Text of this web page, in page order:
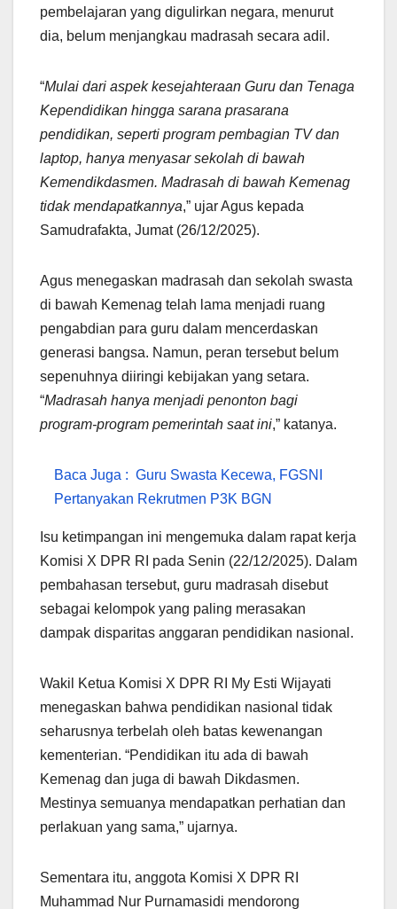
pembelajaran yang digulirkan negara, menurut
dia, belum menjangkau madrasah secara adil.
“Mulai dari aspek kesejahteraan Guru dan Tenaga
Kependidikan hingga sarana prasarana
pendidikan, seperti program pembagian TV dan
laptop, hanya menyasar sekolah di bawah
Kemendikdasmen. Madrasah di bawah Kemenag
tidak mendapatkannya,” ujar Agus kepada
Samudrafakta, Jumat (26/12/2025).
Agus menegaskan madrasah dan sekolah swasta
di bawah Kemenag telah lama menjadi ruang
pengabdian para guru dalam mencerdaskan
generasi bangsa. Namun, peran tersebut belum
sepenuhnya diiringi kebijakan yang setara.
“Madrasah hanya menjadi penonton bagi
program-program pemerintah saat ini,” katanya.
Baca Juga : Guru Swasta Kecewa, FGSNI
Pertanyakan Rekrutmen P3K BGN
Isu ketimpangan ini mengemuka dalam rapat kerja
Komisi X DPR RI pada Senin (22/12/2025). Dalam
pembahasan tersebut, guru madrasah disebut
sebagai kelompok yang paling merasakan
dampak disparitas anggaran pendidikan nasional.
Wakil Ketua Komisi X DPR RI My Esti Wijayati
menegaskan bahwa pendidikan nasional tidak
seharusnya terbelah oleh batas kewenangan
kementerian. “Pendidikan itu ada di bawah
Kemenag dan juga di bawah Dikdasmen.
Mestinya semuanya mendapatkan perhatian dan
perlakuan yang sama,” ujarnya.
Sementara itu, anggota Komisi X DPR RI
Muhammad Nur Purnamasidi mendorong